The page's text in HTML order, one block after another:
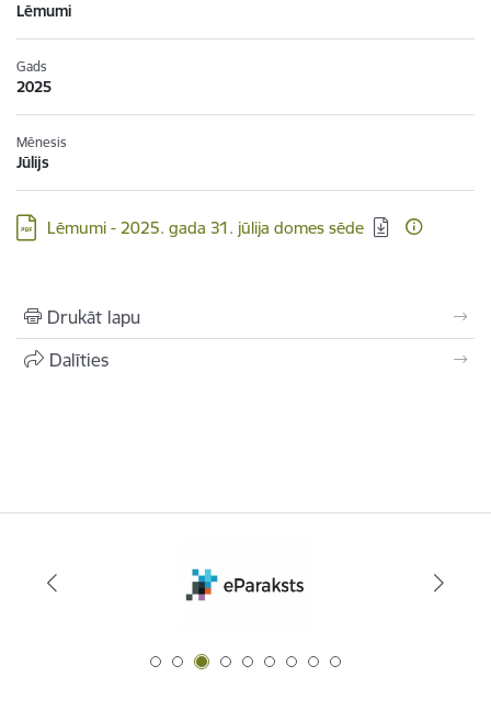
Lēmumi
Gads
2025
Mēnesis
Jūlijs
Lejupielādēt:
Lēmumi - 2025. gada 31. jūlija domes sēde
Drukāt lapu
Dalīties